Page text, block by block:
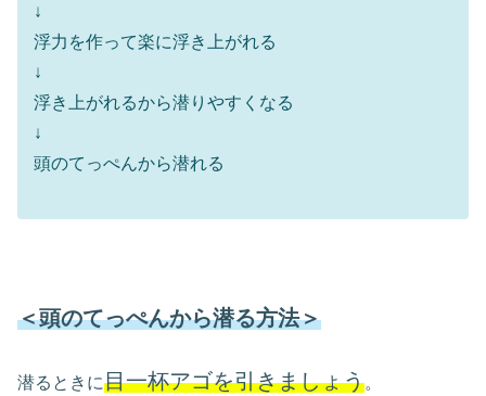
↓
浮力を作って楽に浮き上がれる
↓
浮き上がれるから潜りやすくなる
↓
頭のてっぺんから潜れる
＜頭のてっぺんから潜る方法＞
潜るときに目一杯アゴを引きましょう。